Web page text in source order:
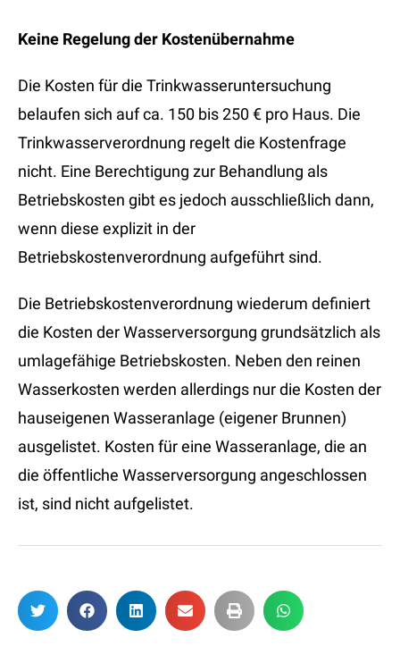
Keine Regelung der Kostenübernahme
Die Kosten für die Trinkwasseruntersuchung
belaufen sich auf ca. 150 bis 250 € pro Haus. Die
Trinkwasserverordnung regelt die Kostenfrage
nicht. Eine Berechtigung zur Behandlung als
Betriebskosten gibt es jedoch ausschließlich dann,
wenn diese explizit in der
Betriebskostenverordnung aufgeführt sind.
Die Betriebskostenverordnung wiederum definiert
die Kosten der Wasserversorgung grundsätzlich als
umlagefähige Betriebskosten. Neben den reinen
Wasserkosten werden allerdings nur die Kosten der
hauseigenen Wasseranlage (eigener Brunnen)
ausgelistet. Kosten für eine Wasseranlage, die an
die öffentliche Wasserversorgung angeschlossen
ist, sind nicht aufgelistet.